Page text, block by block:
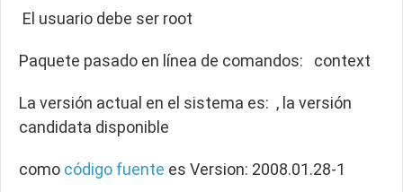
El usuario debe ser root
Paquete pasado en línea de comandos: context
La versión actual en el sistema es: , la versión
candidata disponible
como código fuente es Version: 2008.01.28-1